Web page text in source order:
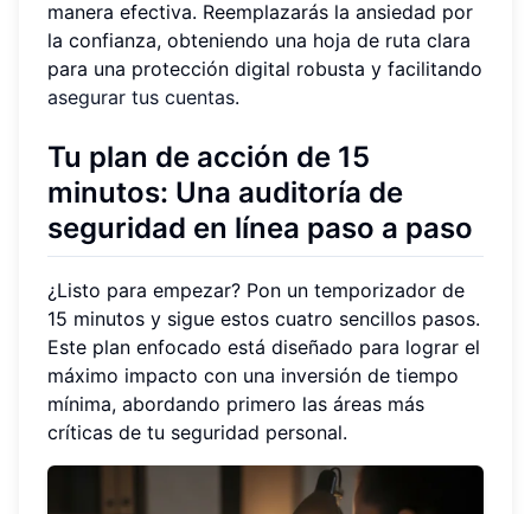
manera efectiva. Reemplazarás la ansiedad por
la confianza, obteniendo una hoja de ruta clara
para una protección digital robusta y facilitando
asegurar tus cuentas.
Tu plan de acción de 15
minutos: Una auditoría de
seguridad en línea paso a paso
¿Listo para empezar? Pon un temporizador de
15 minutos y sigue estos cuatro sencillos pasos.
Este plan enfocado está diseñado para lograr el
máximo impacto con una inversión de tiempo
mínima, abordando primero las áreas más
críticas de tu seguridad personal.